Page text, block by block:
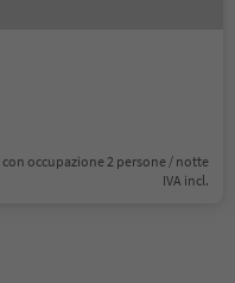
con occupazione 2 persone / notte
IVA incl.